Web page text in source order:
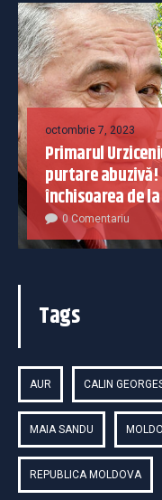
octombrie 7, 2023
Primarul
purtare abuzivă!
închisoarea de
0 Comentariu
Tags
AUR CALIN
MAIA SANDU
REPUBLICA MOLDOVA